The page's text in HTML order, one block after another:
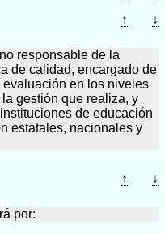
↑ ↓
responsable de la
de calidad, encargado de
en los niveles
gestión que realiza, y
de educación
estatales, nacionales y
↑ ↓
por: